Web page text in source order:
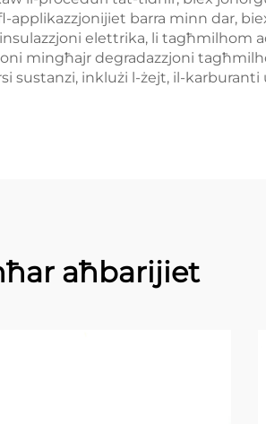
barra minn dar,
elettrika, li tagħmilhom
mingħajr degradazzjoni
sustanzi, inklużi l-żejt, il-
aħbarijiet